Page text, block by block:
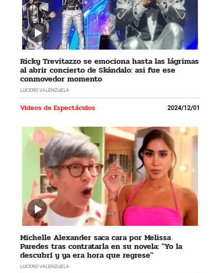
Ricky Trevitazzo se emociona hasta las lágrimas
al abrir concierto de Skándalo: asi fue ese
conmovedor momento
LUCERO VALENZUELA
Videos de Espectáculos 2024/12/01
Michelle Alexander saca cara por Melissa
Paredes tras contratarla en su novela: "Yo la
descubrí y ya era hora que regrese"
LUCERO VALENZUELA